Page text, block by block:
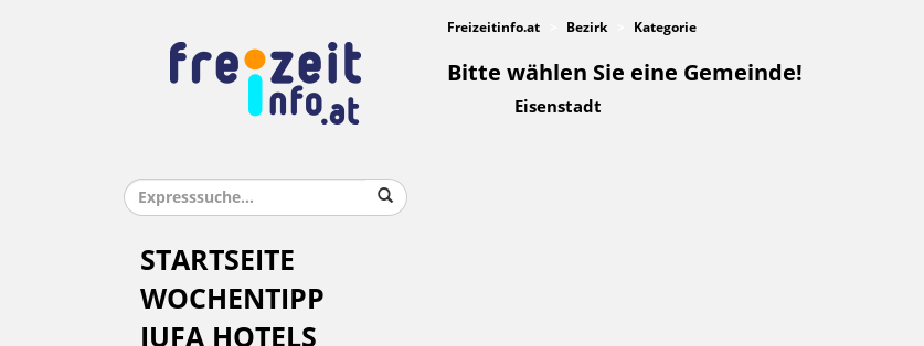
STARTSEITE
WOCHENTIPP
JUFA HOTELS
Freizeitinfo.at Bezirk Kategorie
Bitte wählen Sie eine Gemeinde!
Eisenstadt